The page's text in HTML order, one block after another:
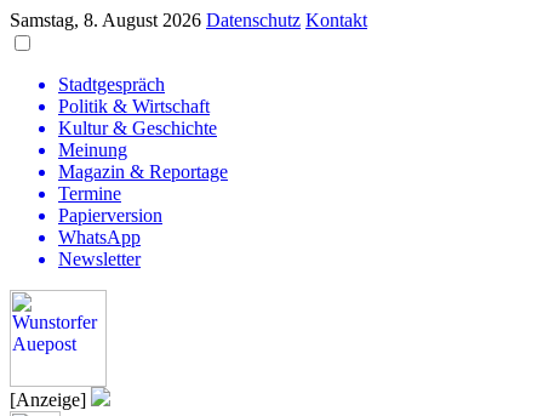
Samstag, 8. August 2026 Datenschutz Kontakt
Stadtgespräch
Politik & Wirtschaft
Kultur & Geschichte
Meinung
Magazin & Reportage
Termine
Papierversion
WhatsApp
Newsletter
[Anzeige]